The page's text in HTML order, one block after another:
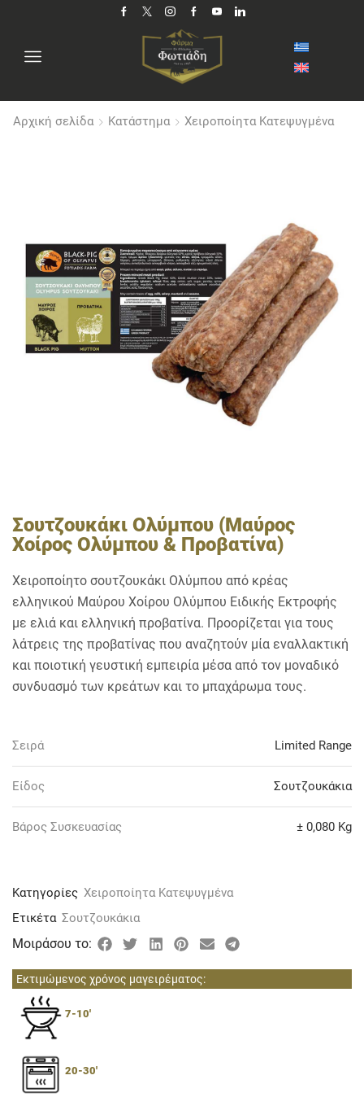
Αρχική σελίδα Κατάστημα Χειροποίητα Κατεψυγμένα
Σουτζουκάκι Ολύμπου (Μαύρος
Χοίρος Ολύμπου & Προβατίνα)
Χειροποίητο σουτζουκάκι Ολύμπου από κρέας
ελληνικού Μαύρου Χοίρου Ολύμπου Ειδικής Εκτροφής
με ελιά και ελληνική προβατίνα. Προορίζεται για τους
λάτρεις της προβατίνας που αναζητούν μία εναλλακτική
και ποιοτική γευστική εμπειρία μέσα από τον μοναδικό
συνδυασμό των κρεάτων και το μπαχάρωμα τους.
Σειρά Limited Range
Είδος Σουτζουκάκια
Βάρος Συσκευασίας ± 0,080 Kg
Κατηγορίες Χειροποίητα Κατεψυγμένα
Ετικέτα Σουτζουκάκια
Μοιράσου το:
Εκτιμώμενος χρόνος μαγειρέματος:
7-10'
20-30'